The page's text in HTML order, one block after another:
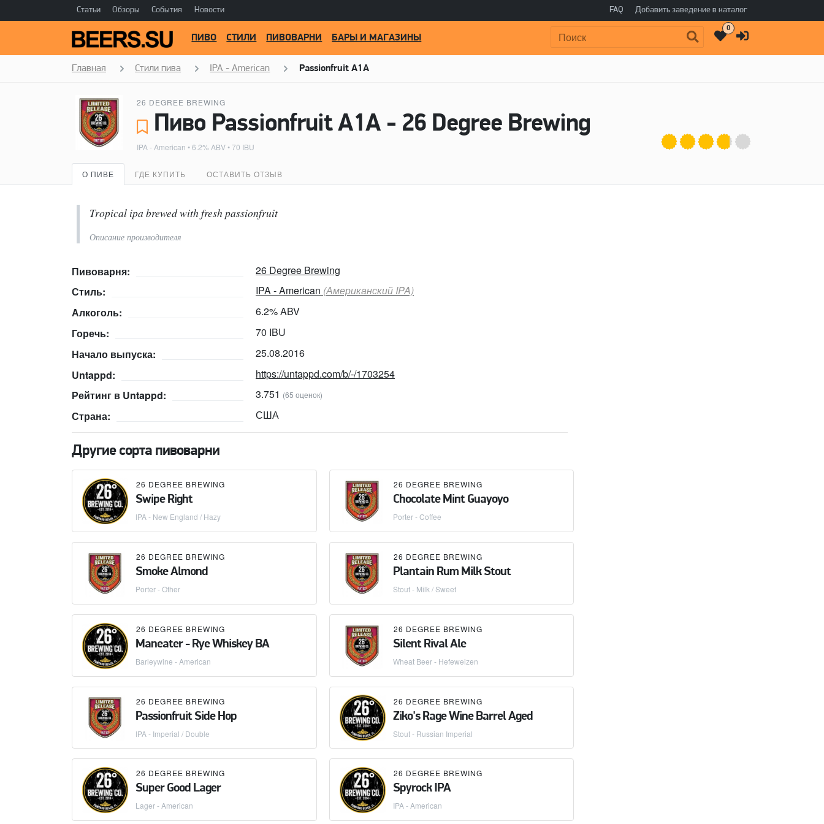
Статьи Обзоры События Новости FAQ Добавить заведение в каталог
Поиск:
ПИВО СТИЛИ ПИВОВАРНИ БАРЫ И МАГАЗИНЫ
0
Главная Стили пива IPA - American Passionfruit A1A
26 DEGREE BREWING
Пиво Passionfruit A1A - 26 Degree Brewing
IPA - American • 6.2% ABV • 70 IBU
О ПИВЕ ГДЕ КУПИТЬ ОСТАВИТЬ ОТЗЫВ
Tropical ipa brewed with fresh passionfruit
Описание производителя
Пивоварня:
26 Degree Brewing
Стиль:
IPA - American (Американский IPA)
Алкоголь:
6.2% ABV
Горечь:
70 IBU
Начало выпуска:
25.08.2016
Untappd:
https://untappd.com/b/-/1703254
Рейтинг в Untappd:
3.751 (65 оценок)
Страна: США
Другие сорта пивоварни
26 DEGREE BREWING
Swipe Right
IPA - New England / Hazy
26 DEGREE BREWING
Chocolate Mint Guayoyo
Porter - Coffee
26 DEGREE BREWING
Smoke Almond
Porter - Other
26 DEGREE BREWING
Plantain Rum Milk Stout
Stout - Milk / Sweet
26 DEGREE BREWING
Maneater - Rye Whiskey BA
Barleywine - American
26 DEGREE BREWING
Silent Rival Ale
Wheat Beer - Hefeweizen
26 DEGREE BREWING
Passionfruit Side Hop
IPA - Imperial / Double
26 DEGREE BREWING
Ziko's Rage Wine Barrel Aged
Stout - Russian Imperial
26 DEGREE BREWING
Super Good Lager
Lager - American
26 DEGREE BREWING
Spyrock IPA
IPA - American